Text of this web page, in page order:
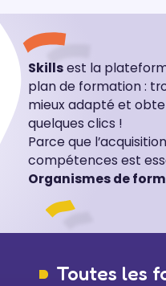
Skillsest la
plan de formation :
mieux adapté et
quelques clics !
Parce que
compétences est
Organismes de
Toutes les